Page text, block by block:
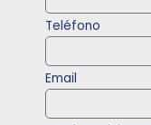
Teléfono
Email